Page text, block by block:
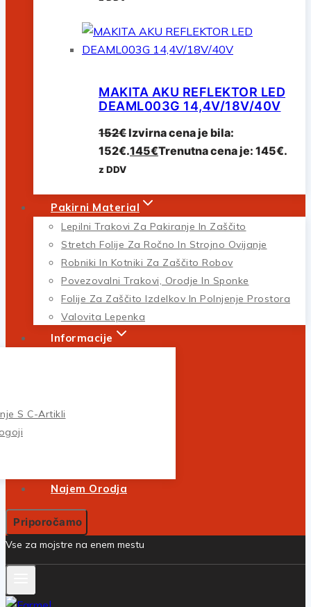
MAKITA AKU REFLEKTOR LED
DEAML003G 14,4V/18V/40V
152€Izvirna cena je bila:
152€.145€Trenutna cena je: 145€.
z DDV
Pakirni Material
Lepilni Trakovi Za Pakiranje In Zaščito
Stretch Folije Za Ročno In Strojno Ovijanje
Robniki In Kotniki Za Zaščito Robov
Povezovalni Trakovi, Orodje In Sponke
Folije Za Zaščito Izdelkov In Polnjenje Prostora
Valovita Lepenka
Informacije
S C-Artikli
Najem Orodja
Priporočamo
Vse za mojstre na enem mestu